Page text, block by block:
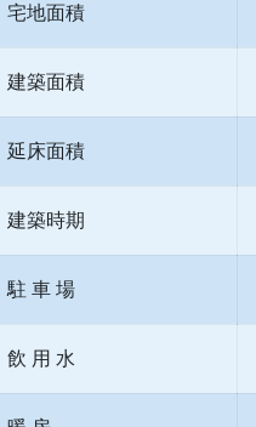
宅地面積
建築面積
延床面積
建築時期
駐 車 場
飲 用 水